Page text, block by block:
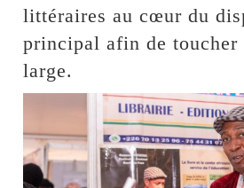
littéraires au cœur du
principal afin de
large.